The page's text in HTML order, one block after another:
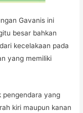
Gavanis ini
besar bahkan
kecelakaan pada
yang memiliki
pengendara yang
kiri maupun kanan